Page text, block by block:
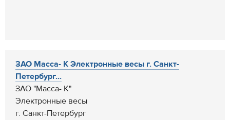
ЗАО Масса- К Электронные весы г. Санкт-
Петербург...
ЗАО "Масса- К"
Электронные весы
г. Санкт-Петербург